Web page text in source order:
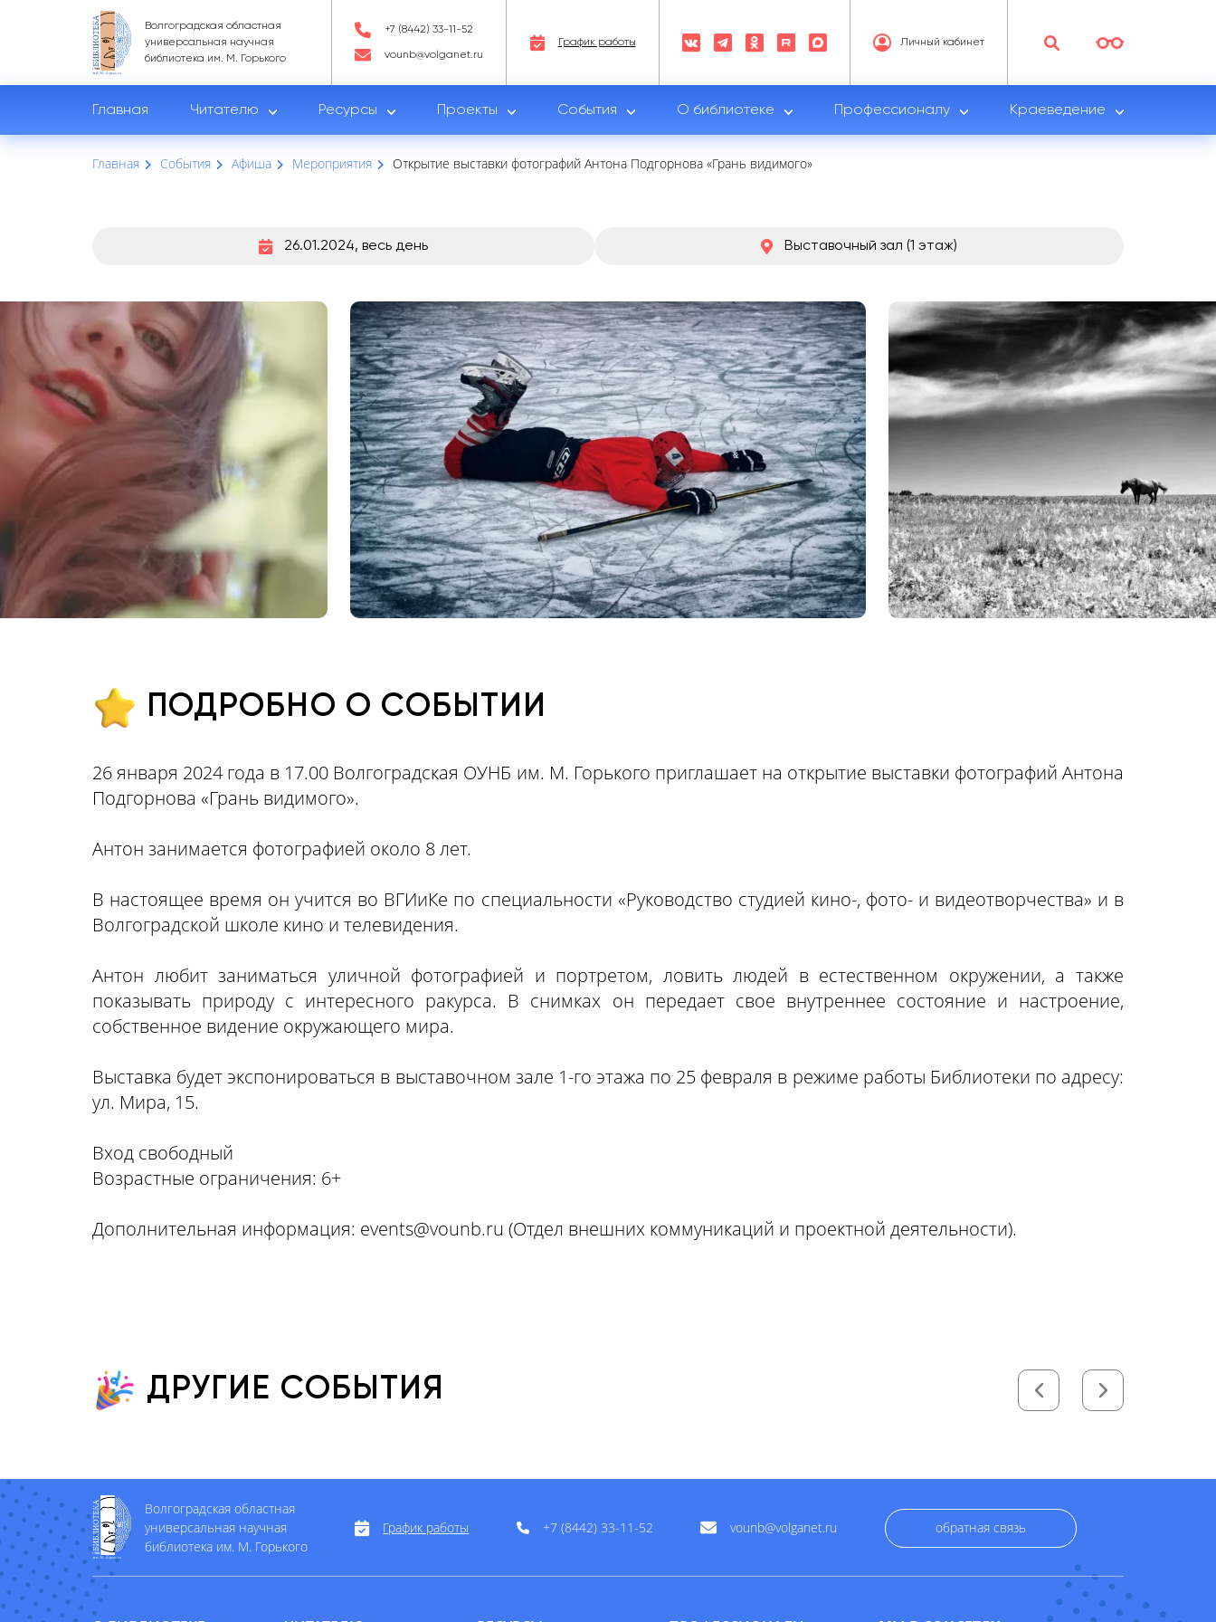
Волгоградская областная
универсальная научная
библиотека им. М. Горького
+7 (8442) 33-11-52
vounb@volganet.ru
График работы Личный кабинет
Главная Читателю Ресурсы Проекты События О библиотеке Профессионалу Краеведение
Главная События Афиша Мероприятия Открытие выставки фотографий Антона Подгорнова «Грань видимого»
26.01.2024, весь день Выставочный зал (1 этаж)
ПОДРОБНО О СОБЫТИИ
26 января 2024 года в 17.00 Волгоградская ОУНБ им. М. Горького приглашает на открытие выставки фотографий Антона
Подгорнова «Грань видимого».
Антон занимается фотографией около 8 лет.
В настоящее время он учится во ВГИиКе по специальности «Руководство студией кино-, фото- и видеотворчества» и в
Волгоградской школе кино и телевидения.
Антон любит заниматься уличной фотографией и портретом, ловить людей в естественном окружении, а также
показывать природу с интересного ракурса. В снимках он передает свое внутреннее состояние и настроение,
собственное видение окружающего мира.
Выставка будет экспонироваться в выставочном зале 1-го этажа по 25 февраля в режиме работы Библиотеки по адресу:
ул. Мира, 15.
Вход свободный
Возрастные ограничения: 6+
Дополнительная информация: events@vounb.ru (Отдел внешних коммуникаций и проектной деятельности).
ДРУГИЕ СОБЫТИЯ
Волгоградская областная
универсальная научная
библиотека им. М. Горького
График работы +7 (8442) 33-11-52 vounb@volganet.ru обратная связь